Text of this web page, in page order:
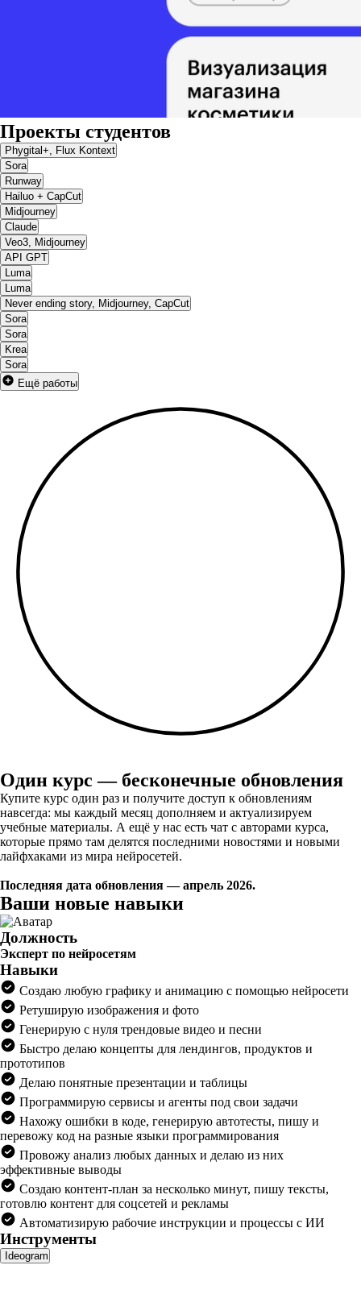
Проекты студентов
Phygital+, Flux Kontext
Sora
Runway
Hailuo + CapCut
Midjourney
Claude
Veo3, Midjourney
API GPT
Luma
Luma
Never ending story, Midjourney, CapCut
Sora
Sora
Krea
Sora
Ещё работы
Один курс — бесконечные обновления
Купите курс один раз и получите доступ к обновлениям
навсегда: мы каждый месяц дополняем и актуализируем
учебные материалы. А ещё у нас есть чат с авторами курса,
которые прямо там делятся последними новостями и новыми
лайфхаками из мира нейросетей.
Последняя дата обновления — апрель 2026.
Ваши новые навыки
Должность
Эксперт по нейросетям
Навыки
Создаю любую графику и анимацию с помощью нейросети
Ретуширую изображения и фото
Генерирую с нуля трендовые видео и песни
Быстро делаю концепты для лендингов, продуктов и
прототипов
Делаю понятные презентации и таблицы
Программирую сервисы и агенты под свои задачи
Нахожу ошибки в коде, генерирую автотесты, пишу и
перевожу код на разные языки программирования
Провожу анализ любых данных и делаю из них
эффективные выводы
Создаю контент-план за несколько минут, пишу тексты,
готовлю контент для соцсетей и рекламы
Автоматизирую рабочие инструкции и процессы с ИИ
Инструменты
Ideogram